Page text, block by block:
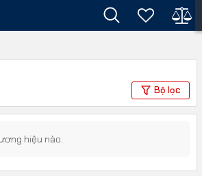
Bộ lọc
hiệu nào.